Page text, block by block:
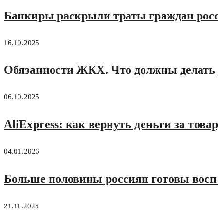
Банкиры раскрыли траты граждан
16.10.2025
Обязанности ЖКХ. Что должны
06.10.2025
AliExpress: как вернуть деньги за
04.01.2026
Больше половины россиян готовы
21.11.2025